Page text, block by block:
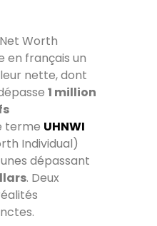
Worth
en français un
nette, dont
1 million
terme UHNWI
Individual)
dépassant
. Deux